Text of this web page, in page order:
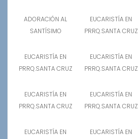
ADORACIÓN AL
SANTÍSIMO
EUCARISTÍA EN
PRRQ.SANTA CRUZ
EUCARISTÍA EN
PRRQ.SANTA CRUZ
EUCARISTÍA EN
PRRQ.SANTA CRUZ
EUCARISTÍA EN
PRRQ.SANTA CRUZ
EUCARISTÍA EN
PRRQ.SANTA CRUZ
EUCARISTÍA EN
EUCARISTÍA EN